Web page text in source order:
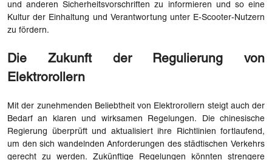
und anderen Sicherheitsvorschriften zu informieren und so eine
Kultur der Einhaltung und Verantwortung unter E-Scooter-Nutzern
zu fördern.
Die Zukunft der Regulierung von
Elektrorollern
Mit der zunehmenden Beliebtheit von Elektrorollern steigt auch der
Bedarf an klaren und wirksamen Regelungen. Die chinesische
Regierung überprüft und aktualisiert ihre Richtlinien fortlaufend,
um den sich wandelnden Anforderungen des städtischen Verkehrs
gerecht zu werden. Zukünftige Regelungen könnten strengere